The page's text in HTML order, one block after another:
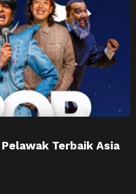
Pelawak Terbaik Asia